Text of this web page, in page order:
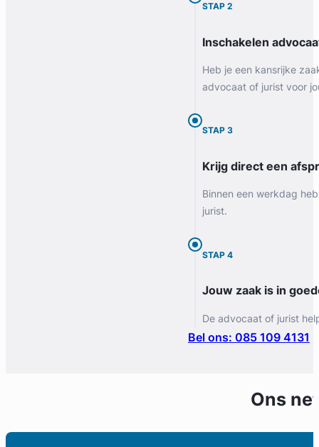
STAP 2
Inschakelen
Heb je een kansrijke
advocaat of jurist voor
STAP 3
Krijg direct een
Binnen een werkdag
jurist.
STAP 4
Jouw zaak is in
De advocaat of jurist
Bel ons: 085 109 4131
Ons